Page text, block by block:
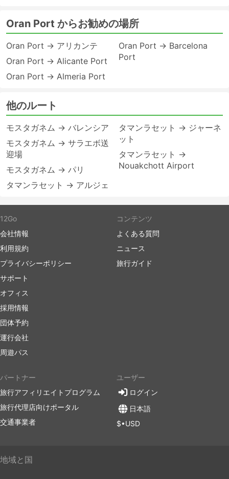
Oran Port からお勧めの場所
Oran Port → アリカンテ
Oran Port → Alicante Port
Oran Port → Almeria Port
Oran Port → Barcelona
Port
他のルート
モスタガネム → バレンシア
モスタガネム → サラエボ送
迎場
モスタガネム → パリ
タマンラセット → アルジェ
タマンラセット → ジャーネ
ット
タマンラセット →
Nouakchott Airport
12Go
会社情報
利用規約
プライバシーポリシー
サポート
オフィス
採用情報
団体予約
運行会社
周遊パス
コンテンツ
よくある質問
ニュース
旅行ガイド
パートナー
旅行アフィリエイトプログラム
旅行代理店向けポータル
交通事業者
ユーザー
ログイン
日本語
$•USD
地域と国